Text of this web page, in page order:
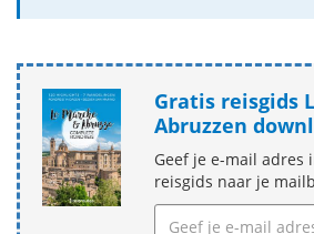
Gratis reisgids
Abruzzen
Geef je e-mail adres
reisgids naar je